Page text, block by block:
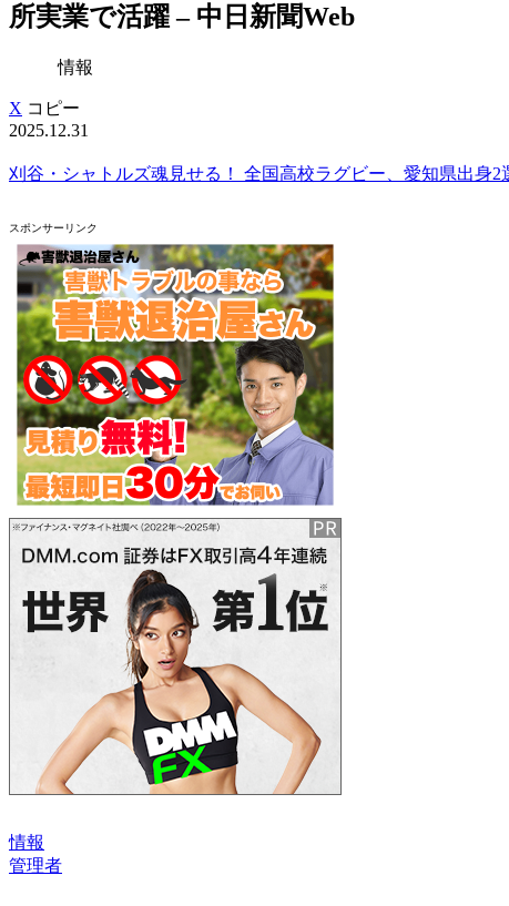
所実業で活躍 – 中日新聞Web
情報
X コピー
2025.12.31
刈谷・シャトルズ魂見せる！ 全国高校ラグビー、愛知県出身
スポンサーリンク
情報
管理者